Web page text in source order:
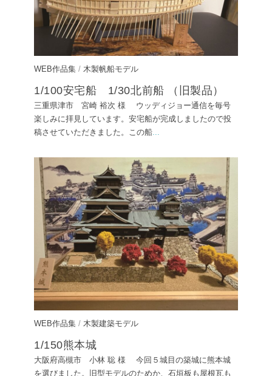
WEB作品集 / 木製帆船モデル
1/100安宅船 1/30北前船 （旧製品）
三重県津市 宮崎 裕次 様 ウッディジョー通信を毎号
楽しみに拝見しています。安宅船が完成しましたので投
稿させていただきました。この船...
WEB作品集 / 木製建築モデル
1/150熊本城
大阪府高槻市 小林 聡 様 今回５城目の築城に熊本城
を選びました。旧型モデルのためか、石垣板も屋根瓦も